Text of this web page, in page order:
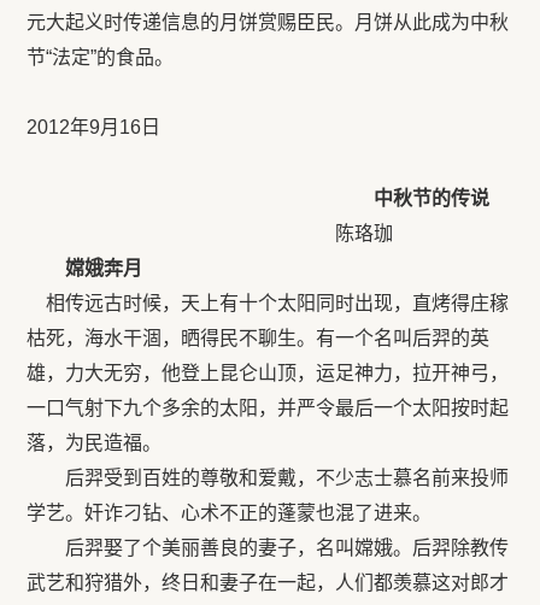
元大起义时传递信息的月饼赏赐臣民。月饼从此成为中秋
节“法定”的食品。
2012年9月16日
中秋节的传说
陈珞珈
嫦娥奔月
相传远古时候，天上有十个太阳同时出现，直烤得庄稼
枯死，海水干涸，晒得民不聊生。有一个名叫后羿的英
雄，力大无穷，他登上昆仑山顶，运足神力，拉开神弓，
一口气射下九个多余的太阳，并严令最后一个太阳按时起
落，为民造福。
后羿受到百姓的尊敬和爱戴，不少志士慕名前来投师
学艺。奸诈刁钻、心术不正的蓬蒙也混了进来。
后羿娶了个美丽善良的妻子，名叫嫦娥。后羿除教传
武艺和狩猎外，终日和妻子在一起，人们都羡慕这对郎才